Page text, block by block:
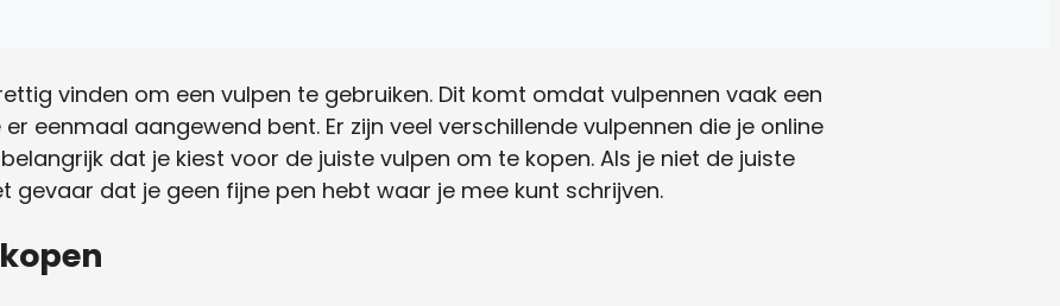
vinden om een vulpen te gebruiken. Dit komt omdat vulpennen vaak een
eenmaal aangewend bent. Er zijn veel verschillende vulpennen die je online
dat je kiest voor de juiste vulpen om te kopen. Als je niet de juiste
gevaar dat je geen fijne pen hebt waar je mee kunt schrijven.